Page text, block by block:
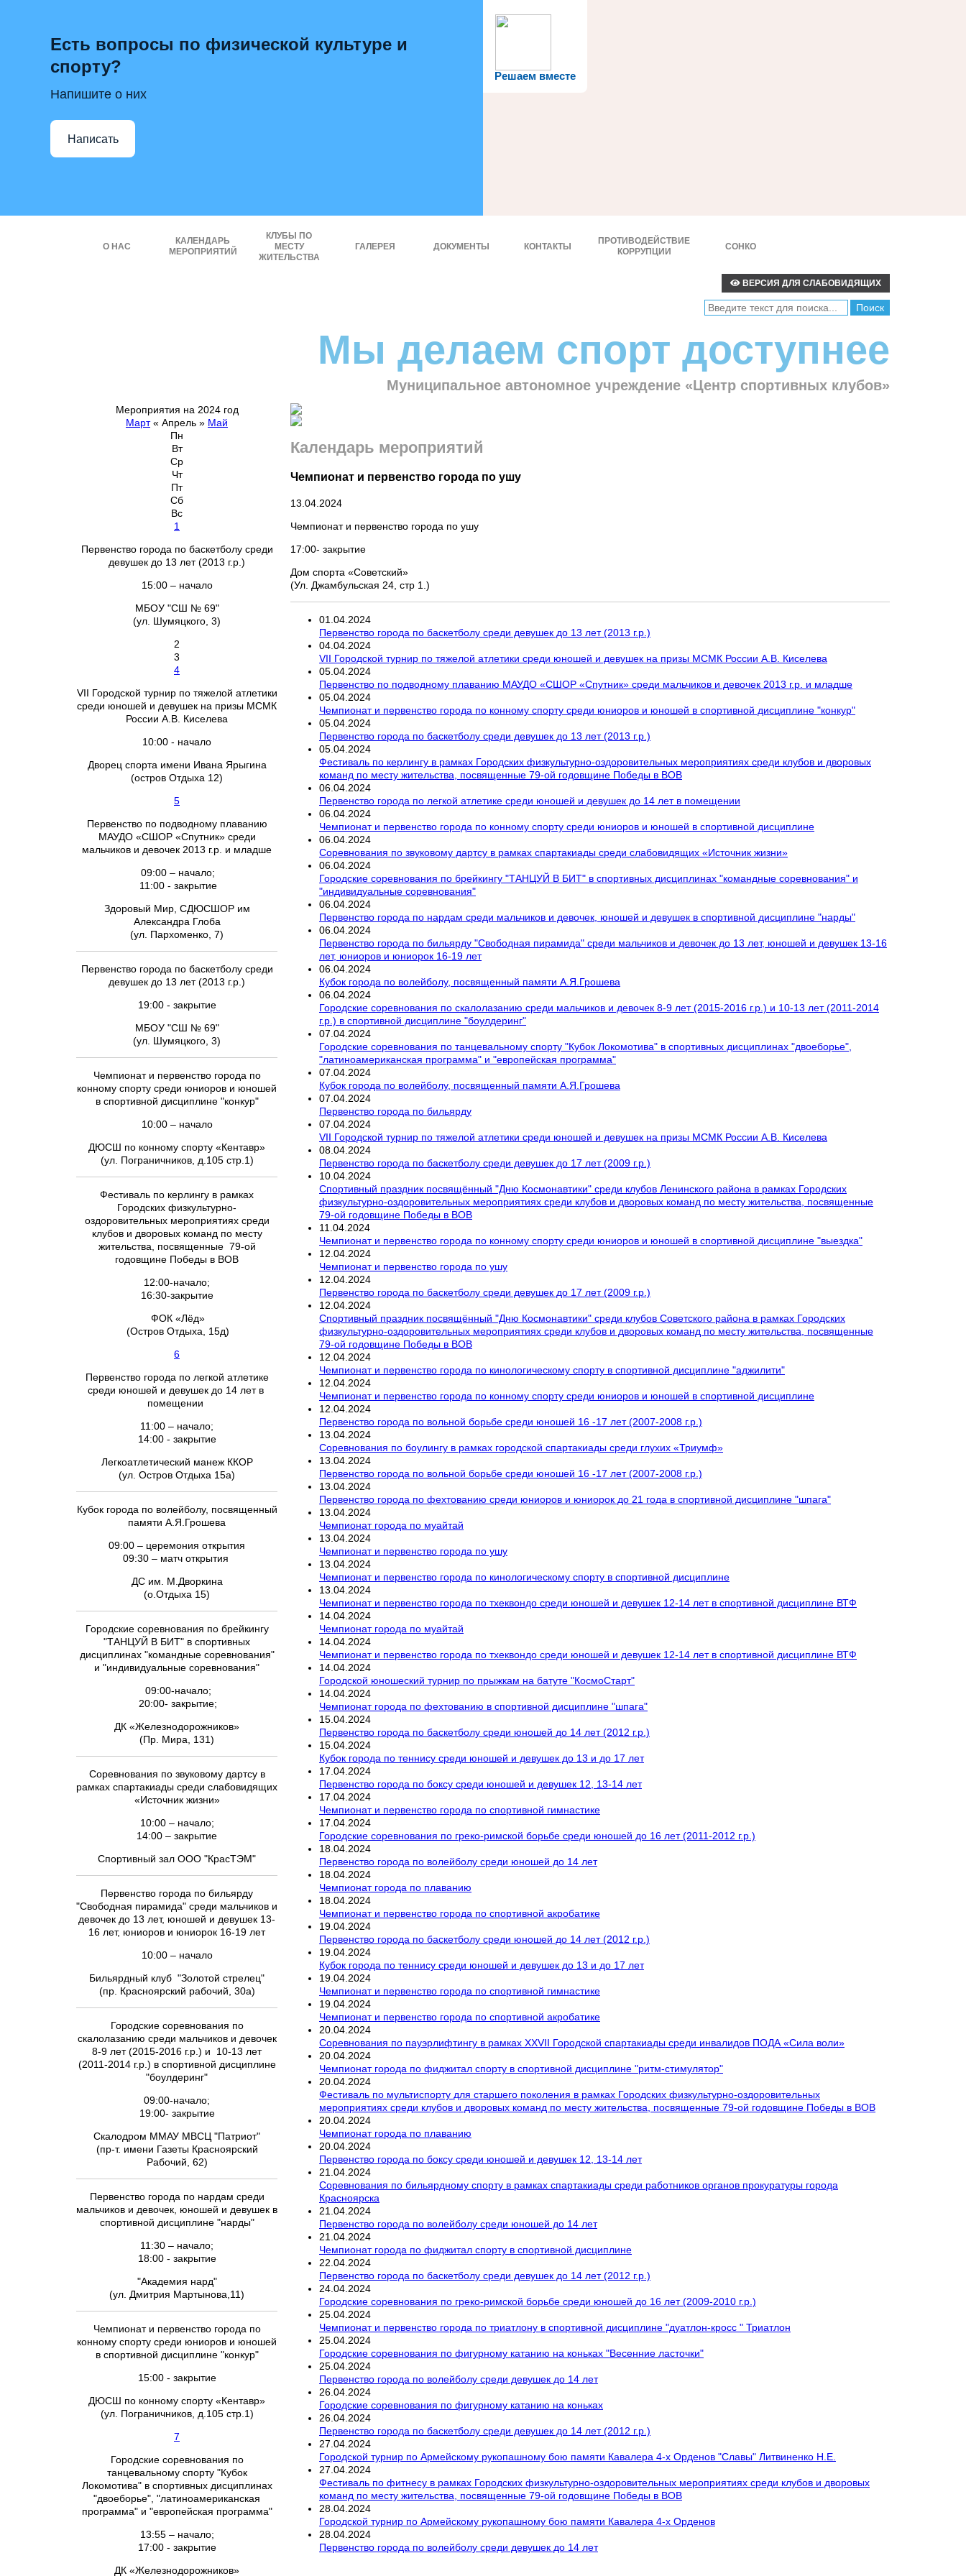
Решаем вместе
Есть вопросы по физической культуре и
спорту?
Напишите о них
Написать
О НАС
КАЛЕНДАРЬ
МЕРОПРИЯТИЙ
КЛУБЫ ПО
МЕСТУ
ЖИТЕЛЬСТВА
ГАЛЕРЕЯ ДОКУМЕНТЫ КОНТАКТЫ
ПРОТИВОДЕЙСТВИЕ
КОРРУПЦИИ
СОНКО
ВЕРСИЯ ДЛЯ СЛАБОВИДЯЩИХ
Мы делаем спорт доступнее
Муниципальное автономное учреждение «Центр спортивных клубов»
Мероприятия на 2024 год
Март« Апрель » Май
Пн
Вт
Ср
Чт
Пт
Сб
Вс
1
Первенство города по баскетболу среди
девушек до 13 лет (2013 г.р.)
15:00 – начало
МБОУ "СШ № 69"
(ул. Шумяцкого, 3)
2
3
4
VII Городской турнир по тяжелой атлетики
среди юношей и девушек на призы МСМК
России А.В. Киселева
10:00 - начало
Дворец спорта имени Ивана Ярыгина
(остров Отдыха 12)
5
Первенство по подводному плаванию
МАУДО «СШОР «Спутник» среди
мальчиков и девочек 2013 г.р. и младше
09:00 – начало;
11:00 - закрытие
Здоровый Мир, СДЮСШОР им
Александра Глоба
(ул. Пархоменко, 7)
Первенство города по баскетболу среди
девушек до 13 лет (2013 г.р.)
19:00 - закрытие
МБОУ "СШ № 69"
(ул. Шумяцкого, 3)
Чемпионат и первенство города по
конному спорту среди юниоров и юношей
в спортивной дисциплине "конкур"
10:00 – начало
ДЮСШ по конному спорту «Кентавр»
(ул. Пограничников, д.105 стр.1)
Фестиваль по керлингу в рамках
Городских физкультурно-
оздоровительных мероприятиях среди
клубов и дворовых команд по месту
жительства, посвященные 79-ой
годовщине Победы в ВОВ
12:00-начало;
16:30-закрытие
ФОК «Лёд»
(Остров Отдыха, 15д)
6
Первенство города по легкой атлетике
среди юношей и девушек до 14 лет в
помещении
11:00 – начало;
14:00 - закрытие
Легкоатлетический манеж ККОР
(ул. Остров Отдыха 15а)
Кубок города по волейболу, посвященный
памяти А.Я.Грошева
09:00 – церемония открытия
09:30 – матч открытия
ДС им. М.Дворкина
(о.Отдыха 15)
Городские соревнования по брейкингу
"ТАНЦУЙ В БИТ" в спортивных
дисциплинах "командные соревнования"
и "индивидуальные соревнования"
09:00-начало;
20:00- закрытие;
ДК «Железнодорожников»
(Пр. Мира, 131)
Соревнования по звуковому дартсу в
рамках спартакиады среди слабовидящих
«Источник жизни»
10:00 – начало;
14:00 – закрытие
Спортивный зал ООО "КрасТЭМ"
Первенство города по бильярду
"Свободная пирамида" среди мальчиков и
девочек до 13 лет, юношей и девушек 13-
16 лет, юниоров и юниорок 16-19 лет
10:00 – начало
Бильярдный клуб "Золотой стрелец"
(пр. Красноярский рабочий, 30а)
Городские соревнования по
скалолазанию среди мальчиков и девочек
8-9 лет (2015-2016 г.р.) и 10-13 лет
(2011-2014 г.р.) в спортивной дисциплине
"боулдеринг"
09:00-начало;
19:00- закрытие
Скалодром ММАУ МВСЦ "Патриот"
(пр-т. имени Газеты Красноярский
Рабочий, 62)
Первенство города по нардам среди
мальчиков и девочек, юношей и девушек в
спортивной дисциплине "нарды"
11:30 – начало;
18:00 - закрытие
"Академия нард"
(ул. Дмитрия Мартынова,11)
Чемпионат и первенство города по
конному спорту среди юниоров и юношей
в спортивной дисциплине "конкур"
15:00 - закрытие
ДЮСШ по конному спорту «Кентавр»
(ул. Пограничников, д.105 стр.1)
7
Городские соревнования по
танцевальному спорту "Кубок
Локомотива" в спортивных дисциплинах
"двоеборье", "латиноамериканская
программа" и "европейская программа"
13:55 – начало;
17:00 - закрытие
ДК «Железнодорожников»
Календарь мероприятий
Чемпионат и первенство города по ушу
13.04.2024
Чемпионат и первенство города по ушу
17:00- закрытие
Дом спорта «Советский»
(Ул. Джамбульская 24, стр 1.)
01 04 2024
Первенство города по баскетболу среди девушек до 13 лет (2013 г.р.)
04 04 2024
VII Городской турнир по тяжелой атлетики среди юношей и девушек на призы МСМК России А.В. Киселева
05 04 2024
Первенство по подводному плаванию МАУДО «СШОР «Спутник» среди мальчиков и девочек 2013 г.р. и младше
05 04 2024
Чемпионат и первенство города по конному спорту среди юниоров и юношей в спортивной дисциплине "конкур"
05 04 2024
Первенство города по баскетболу среди девушек до 13 лет (2013 г.р.)
05 04 2024
Фестиваль по керлингу в рамках Городских физкультурно-оздоровительных мероприятиях среди клубов и дворовых
команд по месту жительства, посвященные 79-ой годовщине Победы в ВОВ
06 04 2024
Первенство города по легкой атлетике среди юношей и девушек до 14 лет в помещении
06 04 2024
Чемпионат и первенство города по конному спорту среди юниоров и юношей в спортивной дисциплине
06 04 2024
Соревнования по звуковому дартсу в рамках спартакиады среди слабовидящих «Источник жизни»
06 04 2024
Городские соревнования по брейкингу "ТАНЦУЙ В БИТ" в спортивных дисциплинах "командные соревнования" и
"индивидуальные соревнования"
06 04 2024
Первенство города по нардам среди мальчиков и девочек, юношей и девушек в спортивной дисциплине "нарды"
06 04 2024
Первенство города по бильярду "Свободная пирамида" среди мальчиков и девочек до 13 лет, юношей и девушек 13-16
лет, юниоров и юниорок 16-19 лет
06 04 2024
Кубок города по волейболу, посвященный памяти А.Я.Грошева
06 04 2024
Городские соревнования по скалолазанию среди мальчиков и девочек 8-9 лет (2015-2016 г.р.) и 10-13 лет (2011-2014
г.р.) в спортивной дисциплине "боулдеринг"
07 04 2024
Городские соревнования по танцевальному спорту "Кубок Локомотива" в спортивных дисциплинах "двоеборье",
"латиноамериканская программа" и "европейская программа"
07 04 2024
Кубок города по волейболу, посвященный памяти А.Я.Грошева
07 04 2024
Первенство города по бильярду
07 04 2024
VII Городской турнир по тяжелой атлетики среди юношей и девушек на призы МСМК России А.В. Киселева
08 04 2024
Первенство города по баскетболу среди девушек до 17 лет (2009 г.р.)
10 04 2024
Спортивный праздник посвящённый "Дню Космонавтики" среди клубов Ленинского района в рамках Городских
физкультурно-оздоровительных мероприятиях среди клубов и дворовых команд по месту жительства, посвященные
79-ой годовщине Победы в ВОВ
11 04 2024
Чемпионат и первенство города по конному спорту среди юниоров и юношей в спортивной дисциплине "выездка"
12 04 2024
Чемпионат и первенство города по ушу
12 04 2024
Первенство города по баскетболу среди девушек до 17 лет (2009 г.р.)
12 04 2024
Спортивный праздник посвящённый "Дню Космонавтики" среди клубов Советского района в рамках Городских
физкультурно-оздоровительных мероприятиях среди клубов и дворовых команд по месту жительства, посвященные
79-ой годовщине Победы в ВОВ
12 04 2024
Чемпионат и первенство города по кинологическому спорту в спортивной дисциплине "аджилити"
12 04 2024
Чемпионат и первенство города по конному спорту среди юниоров и юношей в спортивной дисциплине
12 04 2024
Первенство города по вольной борьбе среди юношей 16 -17 лет (2007-2008 г.р.)
13 04 2024
Соревнования по боулингу в рамках городской спартакиады среди глухих «Триумф»
13 04 2024
Первенство города по вольной борьбе среди юношей 16 -17 лет (2007-2008 г.р.)
13 04 2024
Первенство города по фехтованию среди юниоров и юниорок до 21 года в спортивной дисциплине "шпага"
13 04 2024
Чемпионат города по муайтай
13 04 2024
Чемпионат и первенство города по ушу
13 04 2024
Чемпионат и первенство города по кинологическому спорту в спортивной дисциплине
13 04 2024
Чемпионат и первенство города по тхеквондо среди юношей и девушек 12-14 лет в спортивной дисциплине ВТФ
14 04 2024
Чемпионат города по муайтай
14 04 2024
Чемпионат и первенство города по тхеквондо среди юношей и девушек 12-14 лет в спортивной дисциплине ВТФ
14 04 2024
Городской юношеский турнир по прыжкам на батуте "КосмоСтарт"
14 04 2024
Чемпионат города по фехтованию в спортивной дисциплине "шпага"
15 04 2024
Первенство города по баскетболу среди юношей до 14 лет (2012 г.р.)
15 04 2024
Кубок города по теннису среди юношей и девушек до 13 и до 17 лет
17 04 2024
Первенство города по боксу среди юношей и девушек 12, 13-14 лет
17 04 2024
Чемпионат и первенство города по спортивной гимнастике
17 04 2024
Городские соревнования по греко-римской борьбе среди юношей до 16 лет (2011-2012 г.р.)
18 04 2024
Первенство города по волейболу среди юношей до 14 лет
18 04 2024
Чемпионат города по плаванию
18 04 2024
Чемпионат и первенство города по спортивной акробатике
19 04 2024
Первенство города по баскетболу среди юношей до 14 лет (2012 г.р.)
19 04 2024
Кубок города по теннису среди юношей и девушек до 13 и до 17 лет
19 04 2024
Чемпионат и первенство города по спортивной гимнастике
19 04 2024
Чемпионат и первенство города по спортивной акробатике
20 04 2024
Соревнования по пауэрлифтингу в рамках XXVII Городской спартакиады среди инвалидов ПОДА «Сила воли»
20 04 2024
Чемпионат города по фиджитал спорту в спортивной дисциплине "ритм-стимулятор"
20 04 2024
Фестиваль по мультиспорту для старшего поколения в рамках Городских физкультурно-оздоровительных
мероприятиях среди клубов и дворовых команд по месту жительства, посвященные 79-ой годовщине Победы в ВОВ
20 04 2024
Чемпионат города по плаванию
20 04 2024
Первенство города по боксу среди юношей и девушек 12, 13-14 лет
21 04 2024
Соревнования по бильярдному спорту в рамках спартакиады среди работников органов прокуратуры города
Красноярска
21 04 2024
Первенство города по волейболу среди юношей до 14 лет
21 04 2024
Чемпионат города по фиджитал спорту в спортивной дисциплине
22 04 2024
Первенство города по баскетболу среди девушек до 14 лет (2012 г.р.)
24 04 2024
Городские соревнования по греко-римской борьбе среди юношей до 16 лет (2009-2010 г.р.)
25 04 2024
Чемпионат и первенство города по триатлону в спортивной дисциплине "дуатлон-кросс " Триатлон
25 04 2024
Городские соревнования по фигурному катанию на коньках "Весенние ласточки"
25 04 2024
Первенство города по волейболу среди девушек до 14 лет
26 04 2024
Городские соревнования по фигурному катанию на коньках
26 04 2024
Первенство города по баскетболу среди девушек до 14 лет (2012 г.р.)
27 04 2024
Городской турнир по Армейскому рукопашному бою памяти Кавалера 4-х Орденов "Славы" Литвиненко Н.Е.
27 04 2024
Фестиваль по фитнесу в рамках Городских физкультурно-оздоровительных мероприятиях среди клубов и дворовых
команд по месту жительства, посвященные 79-ой годовщине Победы в ВОВ
28 04 2024
Городской турнир по Армейскому рукопашному бою памяти Кавалера 4-х Орденов
28 04 2024
Первенство города по волейболу среди девушек до 14 лет